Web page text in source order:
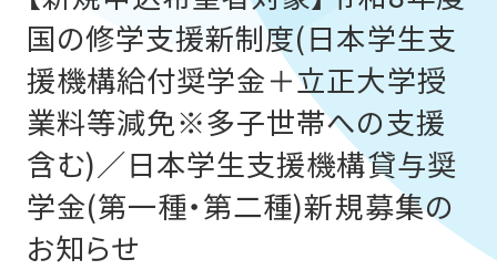
国の修学支援新制度(日本学生支
援機構給付奨学金＋立正大学授
業料等減免※多子世帯への支援
含む)／日本学生支援機構貸与奨
学金(第一種・第二種)新規募集の
お知らせ